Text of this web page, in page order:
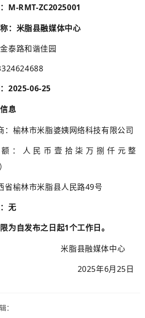
M-RMT-ZC2025001
： 米脂县融媒体中心
泰路和谐佳园
2025-06-25
息
榆林市米脂婆姨网络科技有限公司
： 人民币 壹拾柒万捌仟元整
省榆林市米脂县人民路49号
无
为自发布之日起1个工作日。
米脂县融媒体中心
2025年6月25日
：